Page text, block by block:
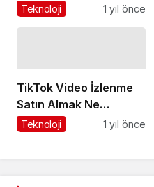
Teknoloji 1 yıl önce
TikTok Video İzlenme
Satın Almak Ne
Demek?
Teknoloji 1 yıl önce